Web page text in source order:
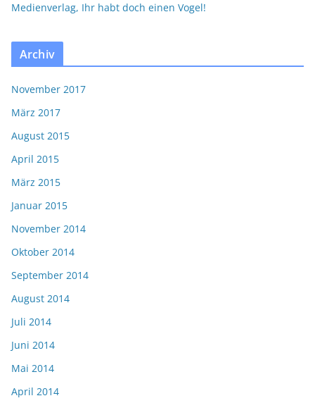
Medienverlag, Ihr habt doch einen Vogel!
Archiv
November 2017
März 2017
August 2015
April 2015
März 2015
Januar 2015
November 2014
Oktober 2014
September 2014
August 2014
Juli 2014
Juni 2014
Mai 2014
April 2014